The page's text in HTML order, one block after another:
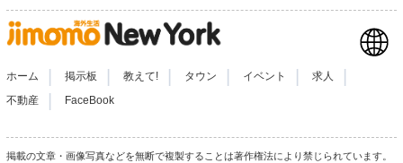
ホーム 掲示板 教えて! タウン イベント 求人
不動産 FaceBook
掲載の文章・画像写真などを無断で複製することは著作権法により禁じられています。